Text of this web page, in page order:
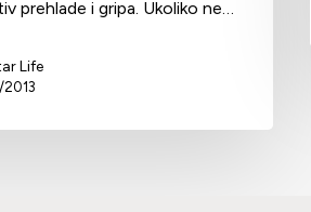
prehlade i gripa. Ukoliko ne…
Life
2013